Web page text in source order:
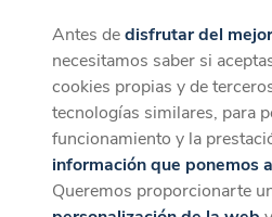
La mejor experiencia
Antes dedisfrutar del
necesitamos saber si
cookies propias y de
tecnologías similares, para
funcionamiento y la
información que ponemos
Queremos proporcionarte